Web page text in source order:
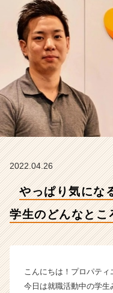
人？
学
こ
ろ
の
ロ
テ
エ
ー
2022.04.26
やっぱり気にな
学生のどんなとこ
こんにちは！プロパティ
今日は就職活動中の学